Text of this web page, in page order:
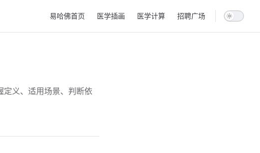
易哈佛首页 医学插画 医学计算 招聘广场
定义、适用场景、判断依